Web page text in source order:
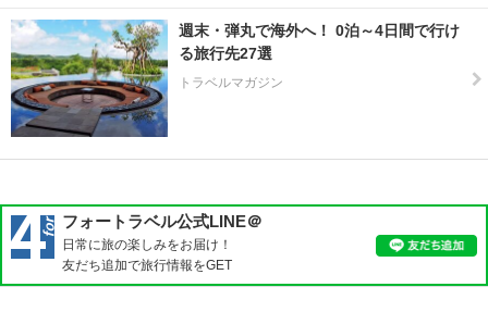
リ
ッ
チ
モ
ン
ー
ズ
リ
週末・弾丸で海外へ！ 0泊～4日間で行け
る旅行先27選
トラベルマガジン
フォートラベル公式LINE＠
日常に旅の楽しみをお届け！
友だち追加で旅行情報をGET